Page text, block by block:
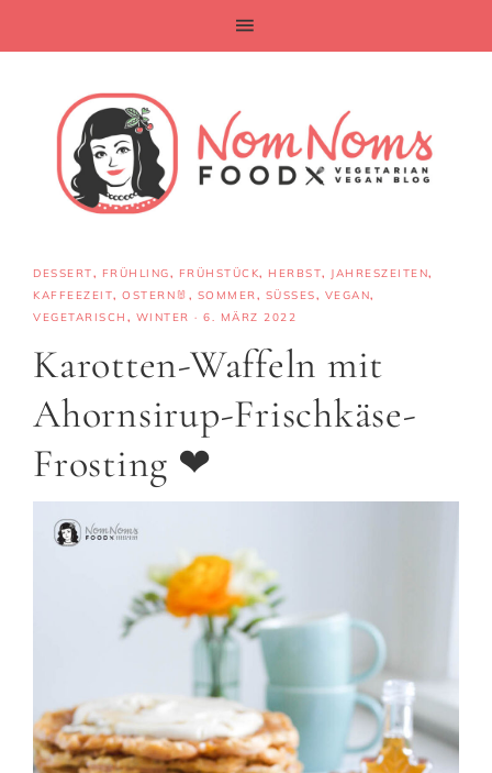
DESSERT, FRÜHLING, FRÜHSTÜCK, HERBST, JAHRESZEITEN,
KAFFEEZEIT, OSTERN🐰 , SOMMER, SÜSSES , VEGAN,
VEGETARISCH , WINTER · 6. MÄRZ 2022
Karotten-Waffeln mit
Ahornsirup-Frischkäse-
Frosting ❤